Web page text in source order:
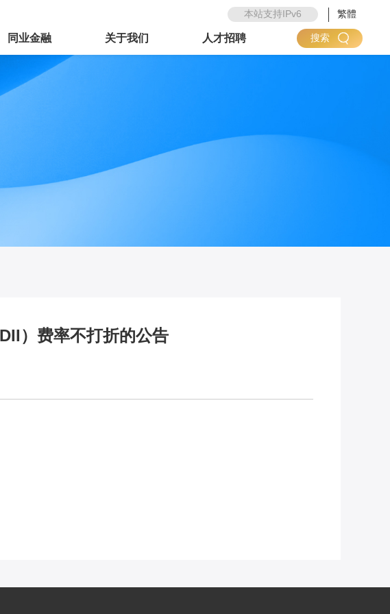
本站支持IPv6 繁體
同业金融 关于我们 人才招聘 搜索
）费率不打折的公告